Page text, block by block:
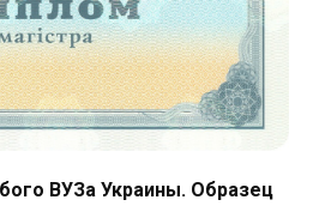
ВУЗа Украины. Образец